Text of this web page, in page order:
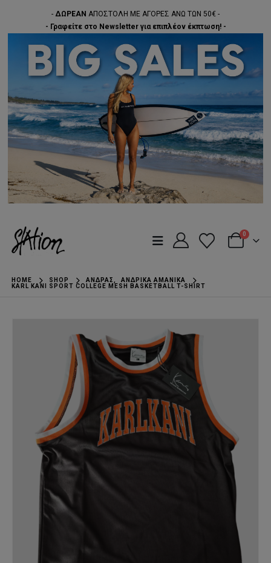
- ΔΩΡΕΑΝ ΑΠΟΣΤΟΛΗ ΜΕ ΑΓΟΡΕΣ ΑΝΩ ΤΩΝ 50€ -
- Γραφείτε στο Newsletter για επιπλέον έκπτωση! -
0
HOME SHOP ΆΝΔΡΑΣ,
ΑΝΔΡΙΚΆ ΑΜΆΝΙΚΑ
KARL KANI SPORT COLLEGE MESH BASKETBALL T-SHIRT